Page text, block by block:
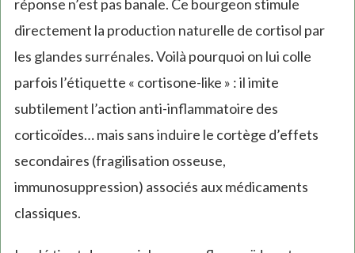
réponse n’est pas banale. Ce bourgeon stimule
directement la production naturelle de cortisol par
les glandes surrénales. Voilà pourquoi on lui colle
parfois l’étiquette « cortisone-like » : il imite
subtilement l’action anti-inflammatoire des
corticoïdes… mais sans induire le cortège d’effets
secondaires (fragilisation osseuse,
immunosuppression) associés aux médicaments
classiques.